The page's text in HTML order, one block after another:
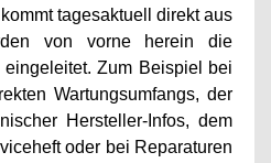
tagesaktuell direkt aus
von vorne herein die
eingeleitet. Zum Beispiel bei
Wartungsumfangs, der
Hersteller-Infos, dem
oder bei Reparaturen